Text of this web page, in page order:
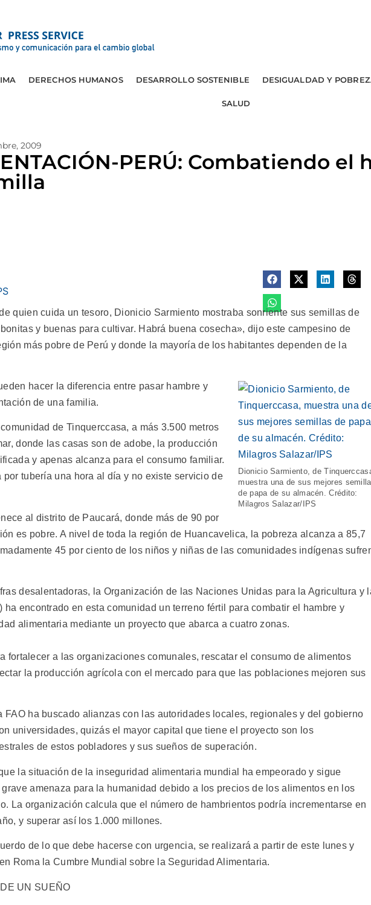
DERECHOS HUMANOS DESARROLLO SOSTENIBLE DESIGUALDAD Y
SALUD
2009
PERÚ: Combatiendo el
quien cuida un tesoro, Dionicio Sarmiento mostraba sonriente sus semillas de
y buenas para cultivar. Habrá buena cosecha», dijo este campesino de
más pobre de Perú y donde la mayoría de los habitantes dependen de la
Dionicio Sarmiento, de
muestra una de sus mejores
de papa de su almacén. Crédito:
Milagros Salazar/IPS
hacer la diferencia entre pasar hambre y
de una familia.
de Tinquerccasa, a más 3.500 metros
donde las casas son de adobe, la producción
y apenas alcanza para el consumo familiar.
por tubería una hora al día y no existe servicio de
al distrito de Paucará, donde más de 90 por
es pobre. A nivel de toda la región de Huancavelica, la pobreza alcanza a 85,7
45 por ciento de los niños y niñas de las comunidades indígenas
desalentadoras, la Organización de las Naciones Unidas para la Agricultura y
ha encontrado en esta comunidad un terreno fértil para combatir el hambre y
alimentaria mediante un proyecto que abarca a cuatro zonas.
fortalecer a las organizaciones comunales, rescatar el consumo de alimentos
la producción agrícola con el mercado para que las poblaciones mejoren sus
FAO ha buscado alianzas con las autoridades locales, regionales y del gobierno
universidades, quizás el mayor capital que tiene el proyecto son los
de estos pobladores y sus sueños de superación.
la situación de la inseguridad alimentaria mundial ha empeorado y sigue
amenaza para la humanidad debido a los precios de los alimentos en los
La organización calcula que el número de hambrientos podría incrementarse en
y superar así los 1.000 millones.
de lo que debe hacerse con urgencia, se realizará a partir de este lunes y
Roma la Cumbre Mundial sobre la Seguridad Alimentaria.
UN SUEÑO